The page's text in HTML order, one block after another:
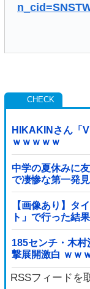
HIKAKINさん「
ｗｗｗｗｗ
中学の夏休みに
で凄惨な第一発
日、バイトを続
このバイト先、
【画像あり】タ
ト」で行った結
185センチ・木
撃展開激白 ｗｗ
RSSフィードを